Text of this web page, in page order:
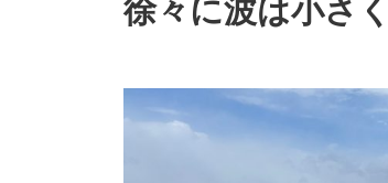
徐々に波は小さ